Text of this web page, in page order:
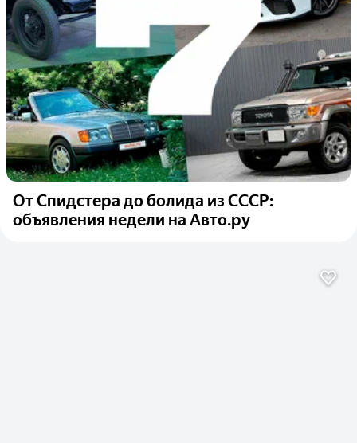
От Спидстера до болида из СССР:
объявления недели на Авто.ру